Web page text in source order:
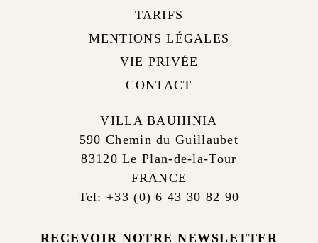
TARIFS
MENTIONS LÉGALES
VIE PRIVÉE
CONTACT
VILLA BAUHINIA
590 Chemin du Guillaubet
83120 Le Plan-de-la-Tour
FRANCE
Tel: +33 (0) 6 43 30 82 90
RECEVOIR NOTRE NEWSLETTER